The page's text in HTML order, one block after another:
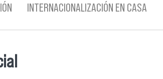
INTERNACIONALIZACIÓN EN CASA